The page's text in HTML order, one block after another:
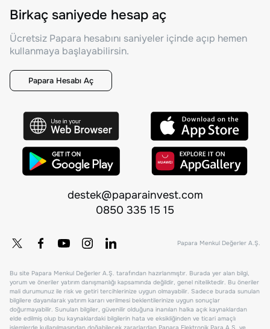
Birkaç saniyede hesap aç
Ücretsiz Papara hesabını saniyeler içinde açıp hemen
kullanmaya başlayabilirsin.
Papara Hesabı Aç
destek@paparainvest.com
0850 335 15 15
Papara Menkul Değerler A.Ş.
Bu site Papara Menkul Değerler A.Ş. tarafından hazırlanmıştır. Burada yer alan bilgi,
yorum ve öneriler yatırım danışmanlığı kapsamında değildir, genel niteliktedir. Bu öneriler
mali durumunuz ile risk ve getiri tercihlerinize uygun olmayabilir. Sadece burada sunulan
bilgilere dayanılarak yatırım kararı verilmesi beklentilerinize uygun sonuçlar
doğurmayabilir. Sunulan bilgiler, güvenilir olduğuna inanılan halka açık kaynaklardan
elde edilmiş olup bu kaynaklardaki bilgilerin hata ve eksikliğinden ve ticari amaçlı
işlemlerde kullanılmasından doğabilecek zararlardan Papara Elektronik Para A.Ş. ve